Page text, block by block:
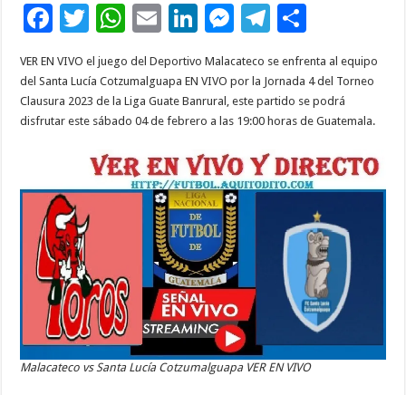
F
e
b
o
k
T
wi
tt
er
W
h
at
sA
p
p
E
m
ai
l
Li
k
e
dI
n
M
se
n
g
er
T
e
gr
a
m
m
p
ar
ti
r
VER EN VIVO el juego del Deportivo Malacateco se enfrenta al equipo
del Santa Lucía Cotzumalguapa EN VIVO por la Jornada 4 del Torneo
Clausura 2023 de la Liga Guate Banrural, este partido se podrá
disfrutar este sábado 04 de febrero a las 19:00 horas de Guatemala.
Malacateco vs Santa Lucía Cotzumalguapa VER EN VIVO